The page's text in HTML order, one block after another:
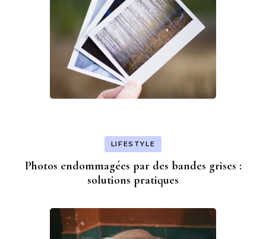
LIFESTYLE
Photos endommagées par des bandes grises :
solutions pratiques